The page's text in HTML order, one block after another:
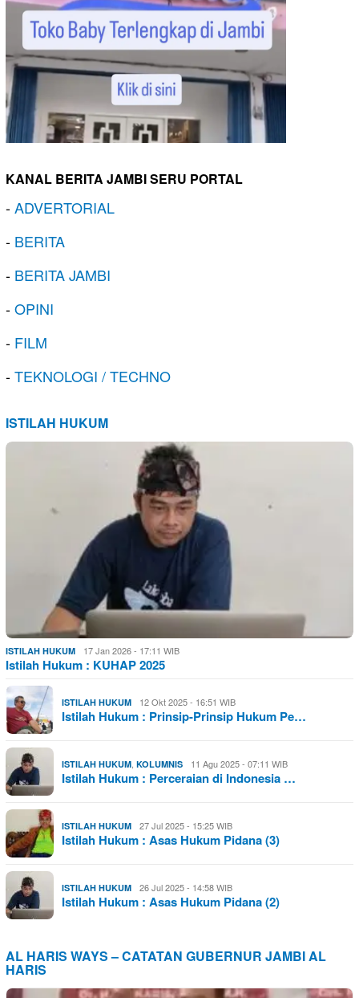
KANAL BERITA JAMBI SERU PORTAL
-ADVERTORIAL
- BERITA
- BERITA JAMBI
-OPINI
- FILM
-TEKNOLOGI / TECHNO
ISTILAH HUKUM
ISTILAH HUKUM 17 Jan 2026 - 17:11 WIB
Istilah Hukum : KUHAP 2025
ISTILAH HUKUM 12 Okt 2025 - 16:51 WIB
Istilah Hukum : Prinsip-Prinsip Hukum Pe…
ISTILAH HUKUM, KOLUMNIS 11 Agu 2025 - 07:11 WIB
Istilah Hukum : Perceraian di Indonesia …
ISTILAH HUKUM 27 Jul 2025 - 15:25 WIB
Istilah Hukum : Asas Hukum Pidana (3)
ISTILAH HUKUM 26 Jul 2025 - 14:58 WIB
Istilah Hukum : Asas Hukum Pidana (2)
AL HARIS WAYS – CATATAN GUBERNUR JAMBI AL
HARIS